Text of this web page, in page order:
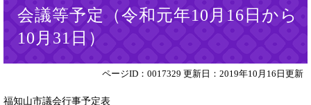
会議等予定（令和元年10月16日から
10月31日）
ページID：0017329 更新日：2019年10月16日更新
福知山市議会行事予定表